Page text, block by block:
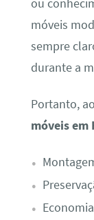
ou
móveis
sempre
durante a
Portanto,
móveis em